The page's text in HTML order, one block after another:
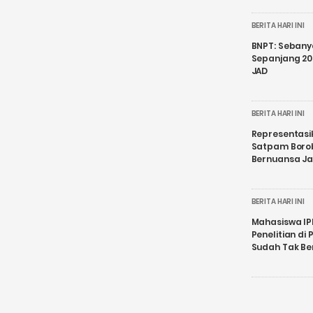
BERITA HARI INI
BNPT:
Sepanjang
JAD
BERITA HARI INI
Satpam
Bernuansa
BERITA HARI INI
Mahasiswa
Penelitian di
Sudah Tak